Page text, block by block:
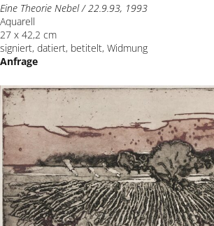
Eine Theorie Nebel / 22.9.93, 1993
Aquarell
27 x 42,2 cm
signiert, datiert, betitelt, Widmung
Anfrage